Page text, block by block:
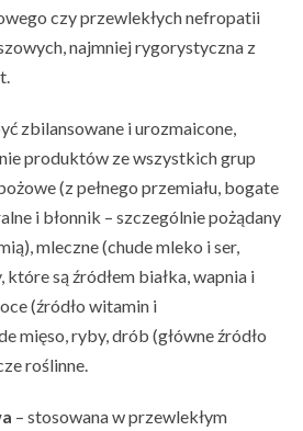
czy przewlekłych nefropatii
najmniej rygorystyczna z
zbilansowane i urozmaicone,
produktów ze wszystkich grup
(z pełnego przemiału, bogate
i błonnik – szczególnie pożądany
mleczne (chude mleko i ser,
są źródłem białka, wapnia i
(źródło witamin i
mięso, ryby, drób (główne źródło
roślinne.
– stosowana w przewlekłym